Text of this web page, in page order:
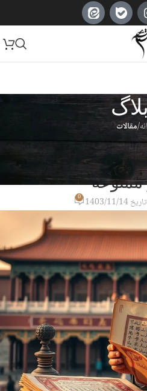
/مقالات
مقالات
فارسی در
1403/11/14
0